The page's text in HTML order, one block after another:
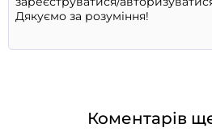
Коментарів